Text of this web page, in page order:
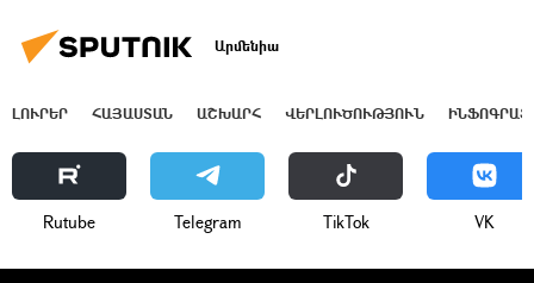
Արմենիա
ԼՈՒՐԵՐ ՀԱՅԱՍՏԱՆ ԱՇԽԱՐՀ ՎԵՐԼՈՒԾՈՒԹՅՈՒՆ
Rutube Telegram ТikТоk VK